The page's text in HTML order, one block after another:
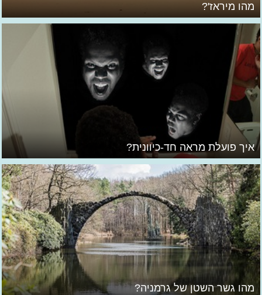
מהו מיראז'?
איך פועלת מראה חד-כיוונית?
מהו גשר השטן של גרמניה?